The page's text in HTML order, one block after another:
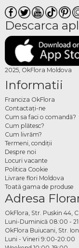
Descarca
2025, OkFlora Moldova
Informatii
Franciza OkFlora
Contactaţi-ne
Cum sa faci o comandă?
Cum plătesc?
Cum livrăm?
Termeni, condiţii
Despre noi
Locuri vacante
Politica Cookie
Livrare flori Moldova
Toată gama de produse
Adresa
OkFlora, Str. Puskin 44,
Luni-Duminică 08:00 -
OkFlora Buiucani, Str.
Luni - Vineri 9:00-20:00